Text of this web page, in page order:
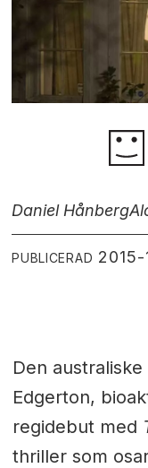
Daniel Hånberg
PUBLICERAD
Den
Edgerton,
regidebut med
thriller som